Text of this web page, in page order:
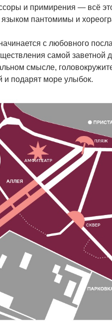
и примирения — всё
языком пантомимы и
с любовного
самой заветной
смысле,
и подарят море улыбок.